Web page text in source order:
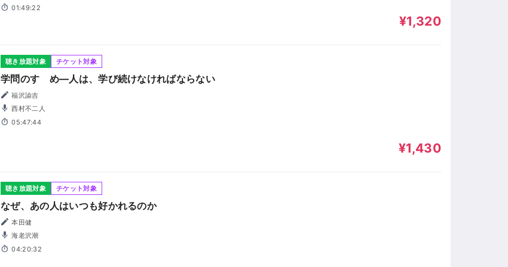
01:49:22
¥1,320
聴き放題対象 チケット対象
学問のすゝめ―人は、学び続けなければならない
福沢諭吉
西村不二人
05:47:44
¥1,430
聴き放題対象 チケット対象
なぜ、あの人はいつも好かれるのか
本田健
海老沢潮
04:20:32